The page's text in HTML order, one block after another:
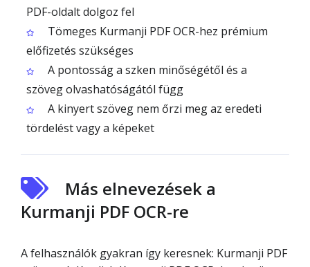
PDF-oldalt dolgoz fel
Tömeges Kurmanji PDF OCR-hez prémium
előfizetés szükséges
A pontosság a szken minőségétől és a
szöveg olvashatóságától függ
A kinyert szöveg nem őrzi meg az eredeti
tördelést vagy a képeket
Más elnevezések a
Kurmanji PDF OCR-re
A felhasználók gyakran így keresnek: Kurmanji PDF